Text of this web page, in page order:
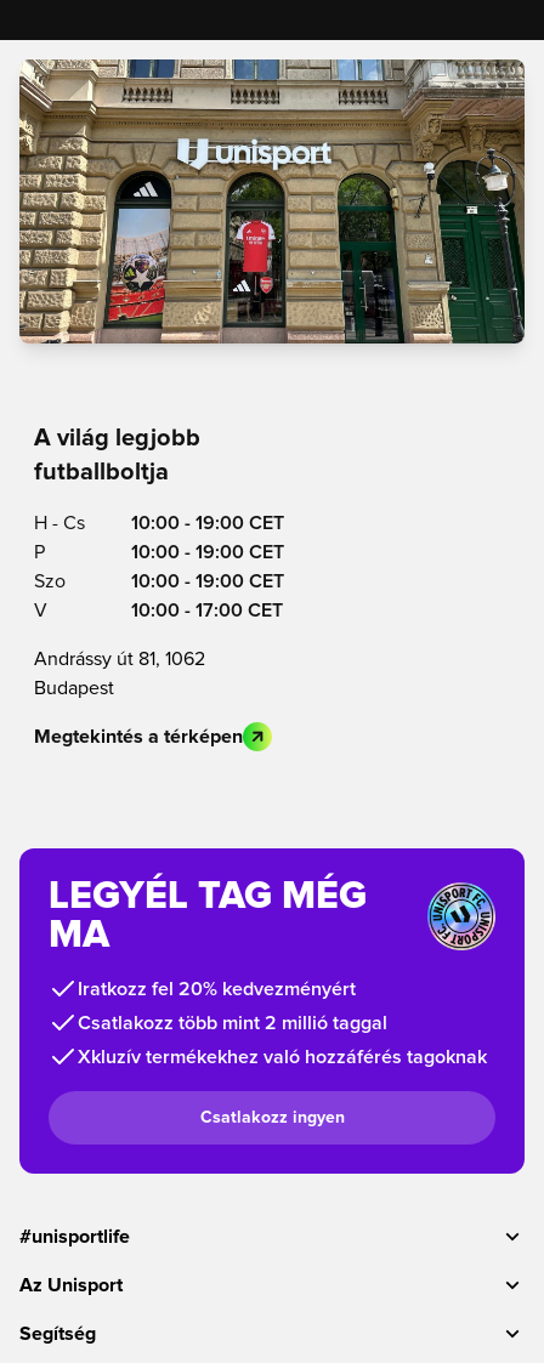
A világ legjobb
futballboltja
H - Cs
10:00 - 19:00 CET
P
10:00 - 19:00 CET
Szo
10:00 - 19:00 CET
V
10:00 - 17:00 CET
Andrássy út 81, 1062
Budapest
Megtekintés a térképen
LEGYÉL TAG MÉG
MA
Iratkozz fel 20% kedvezményért
Csatlakozz több mint 2 millió taggal
Xkluzív termékekhez való hozzáférés tagoknak
Csatlakozz ingyen
#unisportlife
Az Unisport
Segítség